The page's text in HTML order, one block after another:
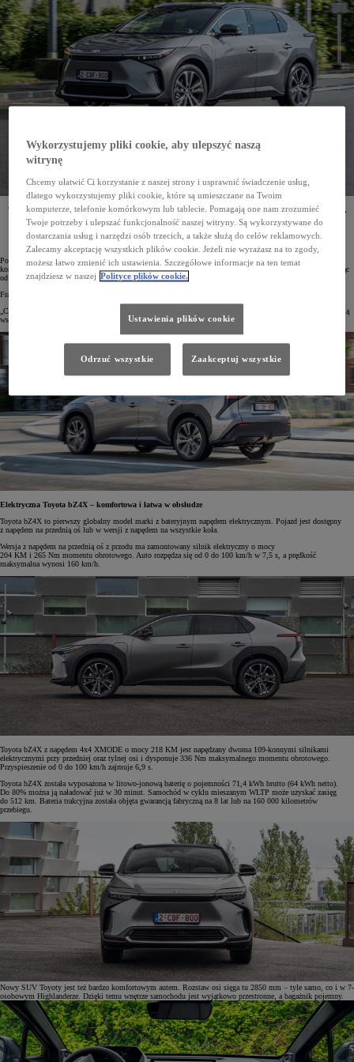
Toyota i francuska firma G7, będąca jednym z największych operatorów taksówkowych w Europie,
podpisały umowę o strategicznym partnerstwie. Do 2025 roku japoński koncern dostarczy
G7 500 egzemplarzy elektrycznego SUV-a Toyota bZ4X, a do 2030 roku – 2500 aut elektrycznych.
Po podpisaniu umowy o współpracy Toyota została strategicznym partnerem G7. Do 2030 roku japoński
koncern dostarczy wiodącemu europejskiemu operatorowi taksówek łącznie 2500 aut elektrycznych, zaczynając
od 500 egzemplarzy modelu bZ4X do 2025 roku.
Frank Marotte, Prezes i Dyrektor Generalny Toyota France, po podpisaniu umowy mówił:
„Chcemy być kluczowym graczem w niskoemisyjnej mobilności miejskiej, dlatego cieszymy się możliwością
współpracy z G7”.
Elektryczna Toyota bZ4X – komfortowa i łatwa w obsłudze
Toyota bZ4X to pierwszy globalny model marki z bateryjnym napędem elektrycznym. Pojazd jest dostępny
z napędem na przednią oś lub w wersji z napędem na wszystkie koła.
Wersja z napędem na przednią oś z przodu ma zamontowany silnik elektryczny o mocy
204 KM i 265 Nm momentu obrotowego. Auto rozpędza się od 0 do 100 km/h w 7,5 s, a prędkość
maksymalna wynosi 160 km/h.
Toyota bZ4X z napędem 4x4 XMODE o mocy 218 KM jest napędzany dwoma 109-konnymi silnikami
elektrycznymi przy przedniej oraz tylnej osi i dysponuje 336 Nm maksymalnego momentu obrotowego.
Przyspieszenie od 0 do 100 km/h zajmuje 6,9 s.
Toyota bZ4X została wyposażona w litowo-jonową baterię o pojemności 71,4 kWh brutto (64 kWh netto).
Do 80% można ją naładować już w 30 minut. Samochód w cyklu mieszanym WLTP może uzyskać zasięg
do 512 km. Bateria trakcyjna została objęta gwarancją fabryczną na 8 lat lub na 160 000 kilometrów
przebiegu.
Nowy SUV Toyoty jest też bardzo komfortowym autem. Rozstaw osi sięga tu 2850 mm – tyle samo, co i w 7-
osobowym Highlanderze. Dzięki temu wnętrze samochodu jest wyjątkowo przestronne, a bagażnik pojemny.
Wykorzystujemy pliki cookie, aby ulepszyć naszą
witrynę
Chcemy ułatwić Ci korzystanie z naszej strony i usprawnić świadczenie usług,
dlatego wykorzystujemy pliki cookie, które są umieszczane na Twoim
komputerze, telefonie komórkowym lub tablecie. Pomagają one nam zrozumieć
Twoje potrzeby i ulepszać funkcjonalność naszej witryny. Są wykorzystywane do
dostarczania usług i narzędzi osób trzecich, a także służą do celów reklamowych.
Zalecamy akceptację wszystkich plików cookie. Jeżeli nie wyrażasz na to zgody,
możesz łatwo zmienić ich ustawienia. Szczegółowe informacje na ten temat
znajdziesz w naszej Polityce plików cookie.
Ustawienia plików cookie
Odrzuć wszystkie Zaakceptuj wszystkie